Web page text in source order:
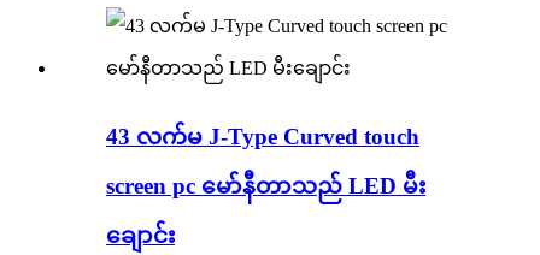
43 လက်မ J-Type Curved touch
screen pc မော်နီတာသည် LED မီး
ချောင်း